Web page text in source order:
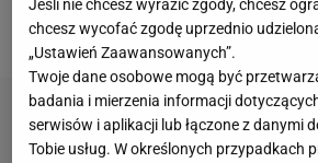
Facebook?|A może Twitter?
Jeśli nie chcesz wyrazić zgody, chcesz
chcesz wycofać zgodę uprzednio
„Ustawień Zaawansowanych”.
Twoje dane osobowe mogą być
badania i mierzenia informacji
serwisów i aplikacji lub łączone z danymi
Tobie usług. W określonych przypadkach